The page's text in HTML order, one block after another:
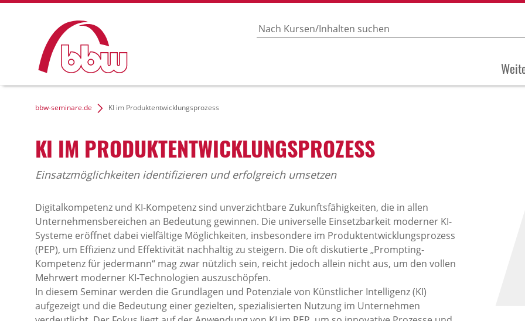
bbw-seminare.de KI im Produktentwicklungsprozess
KI IM PRODUKTENTWICKLUNGSPROZESS
Einsatzmöglichkeiten identifizieren und erfolgreich umsetzen
Digitalkompetenz und KI-Kompetenz sind unverzichtbare Zukunftsfähigkeiten, die in allen
Unternehmensbereichen an Bedeutung gewinnen. Die universelle Einsetzbarkeit moderner KI-
Systeme eröffnet dabei vielfältige Möglichkeiten, insbesondere im Produktentwicklungsprozess
(PEP), um Effizienz und Effektivität nachhaltig zu steigern. Die oft diskutierte „Prompting-
Kompetenz für jedermann“ mag zwar nützlich sein, reicht jedoch allein nicht aus, um den vollen
Mehrwert moderner KI-Technologien auszuschöpfen.
In diesem Seminar werden die Grundlagen und Potenziale von Künstlicher Intelligenz (KI)
aufgezeigt und die Bedeutung einer gezielten, spezialisierten Nutzung im Unternehmen